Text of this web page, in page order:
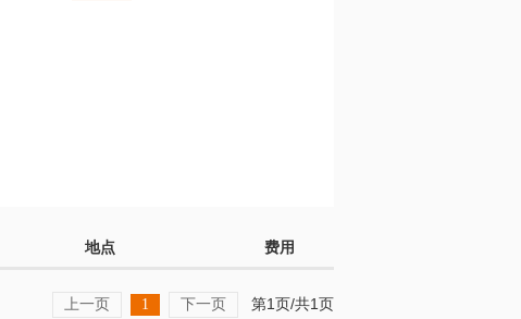
地点 费用
上一页 1 下一页 第1页/共1页